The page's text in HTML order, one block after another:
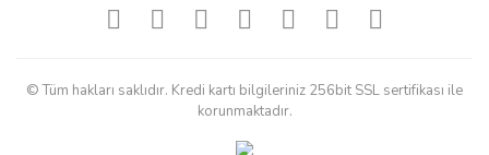
© Tüm hakları saklıdır. Kredi kartı bilgileriniz 256bit SSL sertifikası ile
korunmaktadır.